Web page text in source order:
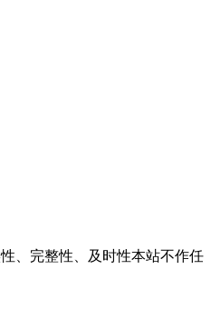
、完整性、及时性本站不作任